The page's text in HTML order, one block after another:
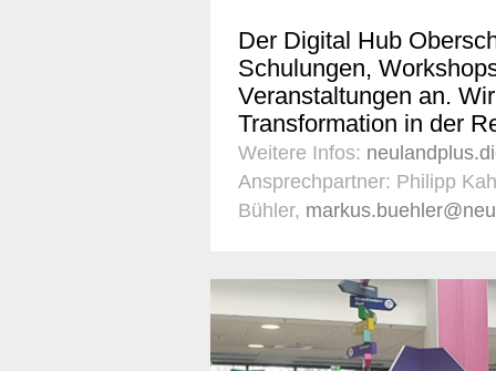
Der Digital Hub
Schulungen,
Veranstaltungen an.
Transformation in der
Weitere Infos:
Ansprechpartner: Philipp
Bühler,